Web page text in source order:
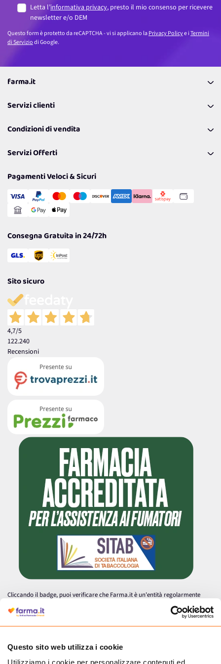
Questo sito web utilizza i cookie
Utilizziamo i cookie per personalizzare contenuti ed
Letta l’informativa privacy, presto il mio consenso per ricevere
newsletter e/o DEM
Questo form è protetto da reCAPTCHA - vi si applicano laPrivacy Policye iTermini
di Serviziodi Google.
farma.it
Coupon
Lavora con noi
Politiche per la parità di genere
Servizi clienti
Richiamami
Resi
Condizioni di vendita
Spedizioni
Cookie Policy
Gestisci Cookie
Servizi Offerti
Reso Facile e Veloce
Pagamenti Veloci & Sicuri
Consegna Gratuita in 24/72h
Sito sicuro
4,7/5
122.240
Recensioni
Cliccando il badge, puoi verificare che Farma.it è un'entità regolarmente
autorizzata dal Ministero della Salute a effettuare la vendita online di
medicinali.